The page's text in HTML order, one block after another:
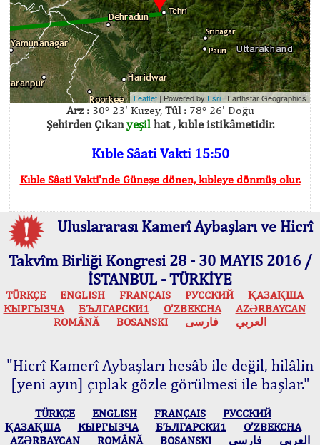
Leaflet | Powered by Esri | Earthstar Geographics
Arz :30° 23' Kuzey, Tûl :78° 26' Doğu
Şehirden Çıkanyeşilhat , kıble istikâmetidir.
Kıble Sâati Vakti 15:50
Kıble Sâati Vakti'nde Güneşe dönen, kıbleye dönmüş olur.
Uluslararası Kamerî Aybaşları ve Hicrî
Takvîm Birliği Kongresi 28 - 30 MAYIS 2016 /
İSTANBUL - TÜRKİYE
TÜRKÇE ENGLISH FRANÇAIS РУССКИЙ
ҚАЗАҚША
КЫPГЫЗЧA
БЪЛГАРСКИ1 O’ZBEKCHA
AZӘRBAYCAN
ROMÂNĂ
BOSANSKI العربي فارسی
"Hicrî Kamerî Aybaşları hesâb ile değil, hilâlin
[yeni ayın] çıplak gözle görülmesi ile başlar."
TÜRKÇE ENGLISH FRANÇAIS
РУССКИЙ
ҚАЗАҚША
КЫPГЫЗЧA БЪЛГАРСКИ1
O’ZBEKCHA
AZӘRBAYCAN
ROMÂNĂ BOSANSKI العربي فارسی